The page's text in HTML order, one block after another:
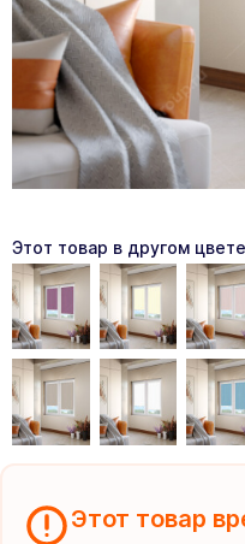
Этот товар в другом цвете
Этот товар